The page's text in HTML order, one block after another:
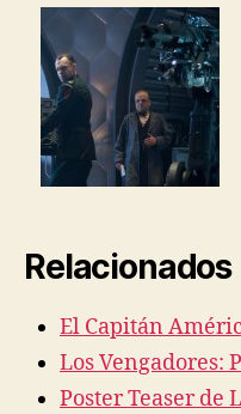
Relacionados
El Capitán
Los Vengadores:
Poster Teaser de